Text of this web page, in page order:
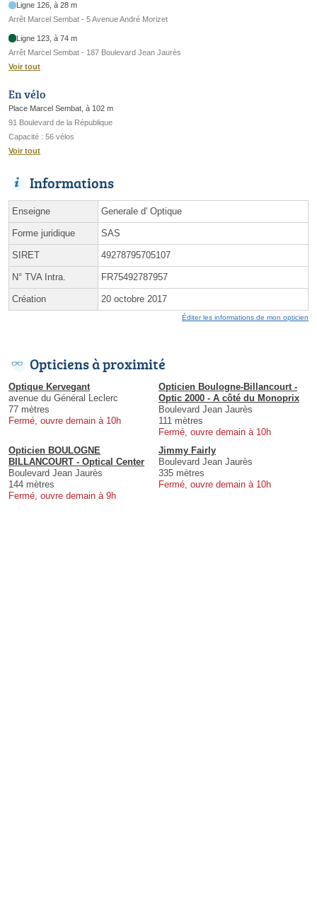
Ligne 126, à 28 m
Arrêt Marcel Sembat - 5 Avenue André Morizet
Ligne 123, à 74 m
Arrêt Marcel Sembat - 187 Boulevard Jean Jaurès
Voir tout
En vélo
Place Marcel Sembat, à 102 m
91 Boulevard de la République
Capacité : 56 vélos
Voir tout
Informations
Enseigne Generale d' Optique
Forme juridique SAS
SIRET 49278795705107
N° TVA Intra. FR75492787957
Création 20 octobre 2017
Éditer les informations de mon opticien
Opticiens à proximité
Optique Kervegant
avenue du Général Leclerc
77 mètres
Fermé, ouvre demain à 10h
Opticien Boulogne-Billancourt -
Optic 2000 - A côté du Monoprix
Boulevard Jean Jaurès
111 mètres
Fermé, ouvre demain à 10h
Opticien BOULOGNE
BILLANCOURT - Optical Center
Boulevard Jean Jaurès
144 mètres
Fermé, ouvre demain à 9h
Jimmy Fairly
Boulevard Jean Jaurès
335 mètres
Fermé, ouvre demain à 10h